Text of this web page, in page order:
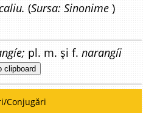
(Sursa: Sinonime )
pl. m. și f.narangíi
clipboard
Conjugări